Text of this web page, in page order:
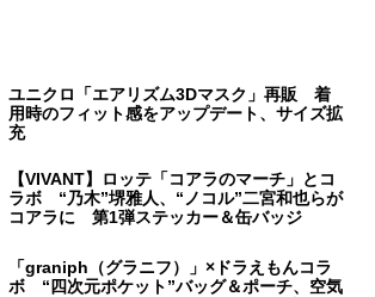
ユニクロ「エアリズム3Dマスク」再販 着
用時のフィット感をアップデート、サイズ拡
充
【VIVANT】ロッテ「コアラのマーチ」とコ
ラボ “乃木”堺雅人、“ノコル”二宮和也らが
コアラに 第1弾ステッカー＆缶バッジ
「graniph（グラニフ）」×ドラえもんコラ
ボ “四次元ポケット”バッグ＆ポーチ、空気